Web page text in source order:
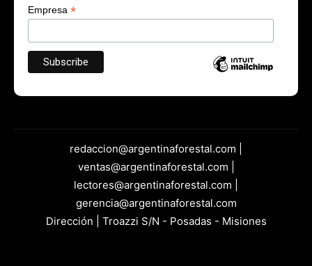
Empresa *
redaccion@argentinaforestal.com |
ventas@argentinaforestal.com |
lectores@argentinaforestal.com |
gerencia@argentinaforestal.com
Dirección | Troazzi S/N - Posadas - Misiones